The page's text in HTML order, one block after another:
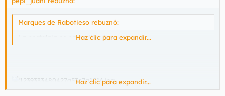
Marques de Rabotieso rebuznó:
La nostalgia es para gilipollas.Haz clic para expandir...
Haz clic para expandir...